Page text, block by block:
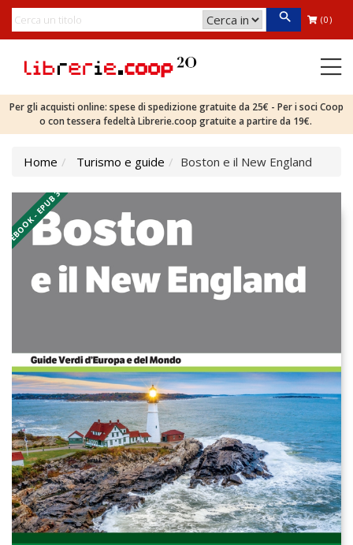
(0)
Per gli acquisti online: spese di spedizione gratuite da 25€ - Per i soci Coop
o con tessera fedeltà Librerie.coop gratuite a partire da 19€.
Home Turismo e guide Boston e il New England
EBOOK - EPUB 3